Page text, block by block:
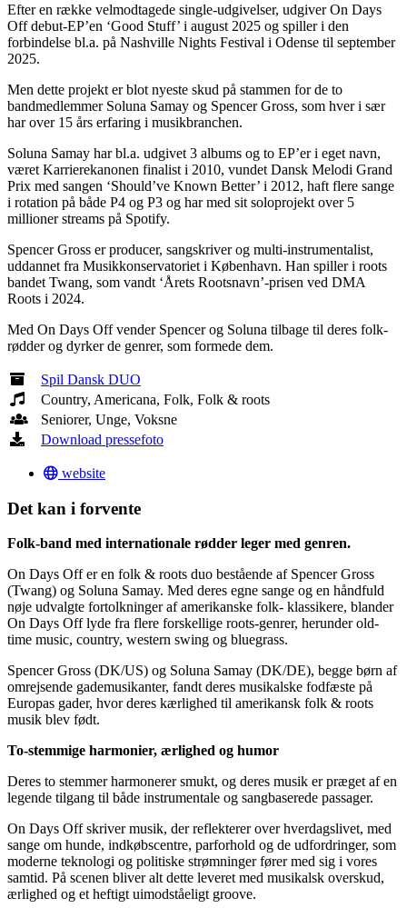
Efter en række velmodtagede single-udgivelser, udgiver On Days
Off debut-EP’en ‘Good Stuff’ i august 2025 og spiller i den
forbindelse bl.a. på Nashville Nights Festival i Odense til september
2025.
Men dette projekt er blot nyeste skud på stammen for de to
bandmedlemmer Soluna Samay og Spencer Gross, som hver i sær
har over 15 års erfaring i musikbranchen.
Soluna Samay har bl.a. udgivet 3 albums og to EP’er i eget navn,
været Karrierekanonen finalist i 2010, vundet Dansk Melodi Grand
Prix med sangen ‘Should’ve Known Better’ i 2012, haft flere sange
i rotation på både P4 og P3 og har med sit soloprojekt over 5
millioner streams på Spotify.
Spencer Gross er producer, sangskriver og multi-instrumentalist,
uddannet fra Musikkonservatoriet i København. Han spiller i roots
bandet Twang, som vandt ‘Årets Rootsnavn’-prisen ved DMA
Roots i 2024.
Med On Days Off vender Spencer og Soluna tilbage til deres folk-
rødder og dyrker de genrer, som formede dem.
Spil Dansk DUO
Country, Americana, Folk, Folk & roots
Seniorer, Unge, Voksne
Download pressefoto
website
Det kan i forvente
Folk-band med internationale rødder leger med genren.
On Days Off er en folk & roots duo bestående af Spencer Gross
(Twang) og Soluna Samay. Med deres egne sange og en håndfuld
nøje udvalgte fortolkninger af amerikanske folk- klassikere, blander
On Days Off lyde fra flere forskellige roots-genrer, herunder old-
time music, country, western swing og bluegrass.
Spencer Gross (DK/US) og Soluna Samay (DK/DE), begge børn af
omrejsende gademusikanter, fandt deres musikalske fodfæste på
Europas gader, hvor deres kærlighed til amerikansk folk & roots
musik blev født.
To-stemmige harmonier, ærlighed og humor
Deres to stemmer harmonerer smukt, og deres musik er præget af en
legende tilgang til både instrumentale og sangbaserede passager.
On Days Off skriver musik, der reflekterer over hverdagslivet, med
sange om hunde, indkøbscentre, parforhold og de udfordringer, som
moderne teknologi og politiske strømninger fører med sig i vores
samtid. På scenen bliver alt dette leveret med musikalsk overskud,
ærlighed og et heftigt uimodståeligt groove.